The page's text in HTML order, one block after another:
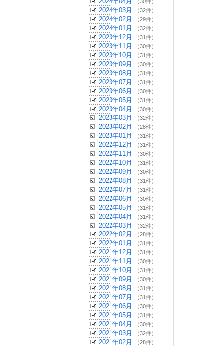
（30件）
2024年03月 （32件）
2024年02月 （29件）
2024年01月 （32件）
2023年12月 （31件）
2023年11月 （30件）
2023年10月 （31件）
2023年09月 （30件）
2023年08月 （31件）
2023年07月 （31件）
2023年06月 （30件）
2023年05月 （31件）
2023年04月 （30件）
2023年03月 （32件）
2023年02月 （28件）
2023年01月 （31件）
2022年12月 （31件）
2022年11月 （30件）
2022年10月 （31件）
2022年09月 （30件）
2022年08月 （31件）
2022年07月 （31件）
2022年06月 （30件）
2022年05月 （31件）
2022年04月 （31件）
2022年03月 （32件）
2022年02月 （28件）
2022年01月 （31件）
2021年12月 （31件）
2021年11月 （30件）
2021年10月 （31件）
2021年09月 （30件）
2021年08月 （31件）
2021年07月 （31件）
2021年06月 （30件）
2021年05月 （31件）
2021年04月 （30件）
2021年03月 （32件）
2021年02月 （28件）